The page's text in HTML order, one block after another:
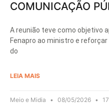
COMUNICAÇÃO
A reunião teve como objetivo
Fenapro ao ministro e
do
LEIA MAIS
Meio e Midia 08/05/2026